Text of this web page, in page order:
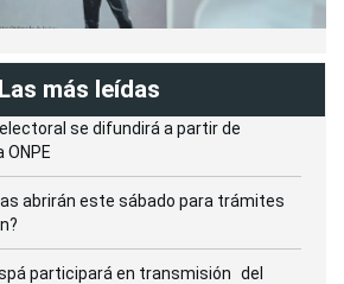
Las más leídas
se difundirá a partir de
abrirán este sábado para trámites
participará en transmisión del